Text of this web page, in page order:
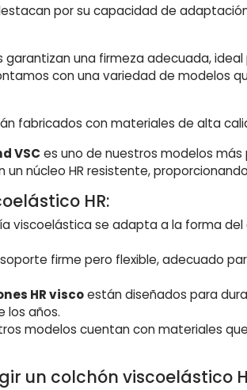
por su capacidad de
garantizan una firmeza adecuada,
con una variedad de modelos
fabricados con materiales de alta
VSCes uno de nuestros modelos
núcleo HR resistente,
HR:
viscoelástica se adapta a la forma
firme pero flexible, adecuado
HR viscoestán diseñados para
los años.
modelos cuentan con materiales
un colchón viscoelástico